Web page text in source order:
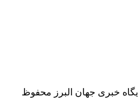
خبری جهان البرز محفوظ